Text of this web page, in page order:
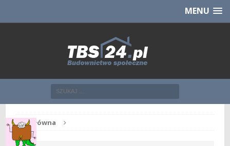
CHCĘ [klik]MENU
Str. główna